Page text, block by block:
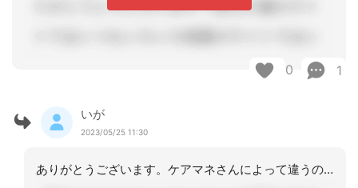
0 1
いが
2023/05/25 11:30
ありがとうございます。ケアマネさんによって違うのかもしれませんが、ヘルパー事業所